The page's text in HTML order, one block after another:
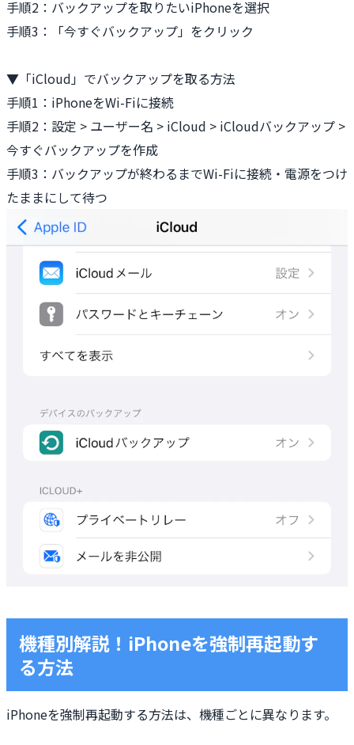
手順2：バックアップを取りたいiPhoneを選択
手順3：「今すぐバックアップ」をクリック
▼「iCloud」でバックアップを取る方法
手順1：iPhoneをWi-Fiに接続
手順2：設定 > ユーザー名 > iCloud > iCloudバックアップ >
今すぐバックアップを作成
手順3：バックアップが終わるまでWi-Fiに接続・電源をつけ
たままにして待つ
機種別解説！iPhoneを強制再起動す
る方法
iPhoneを強制再起動する方法は、機種ごとに異なります。